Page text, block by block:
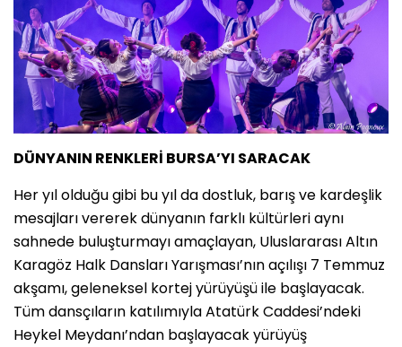
DÜNYANIN RENKLERİ BURSA’YI SARACAK
Her yıl olduğu gibi bu yıl da dostluk, barış ve kardeşlik
mesajları vererek dünyanın farklı kültürleri aynı
sahnede buluşturmayı amaçlayan, Uluslararası Altın
Karagöz Halk Dansları Yarışması’nın açılışı 7 Temmuz
akşamı, geleneksel kortej yürüyüşü ile başlayacak.
Tüm dansçıların katılımıyla Atatürk Caddesi’ndeki
Heykel Meydanı’ndan başlayacak yürüyüş